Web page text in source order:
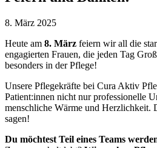
8. März 2025
Heute am 8. März feiern wir all die
engagierten Frauen, die jeden Tag
besonders in der Pflege!
Unsere Pflegekräfte bei Cura Aktiv
Patient:innen nicht nur professionelle
menschliche Wärme und Herzlichkeit.
sagen!
Du möchtest Teil eines Teams